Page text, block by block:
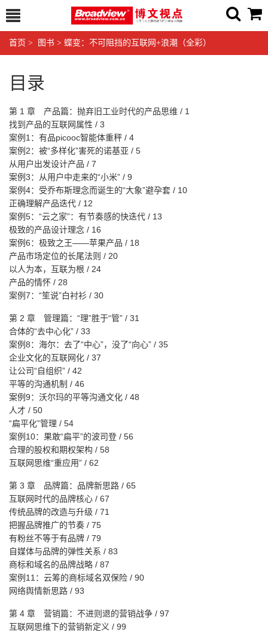
首页 > 图书 > 蝶变：不可阻挡的互联网+浪潮（全彩）
目录
第 1 章 产品篇：抛弃旧工业时代的产品思维 / 1
找到产品的互联网属性 / 3
案例1：有品picooc智能体重秤 / 4
案例2：被“多样化”害死的诺基亚 / 5
从用户出发设计产品 / 7
案例3：从用户中走来的“小米” / 9
案例4：受乔布斯理念而诞生的“大象”避孕套 / 10
正确理解产品迭代 / 12
案例5：“云之家”：有节奏感的快迭代 / 13
极致的产品设计理念 / 16
案例6：极致之王——苹果产品 / 18
产品市场定位的长尾法则 / 20
以人为本，互联为根 / 24
产品的情怀 / 28
案例7：“笙说”白衬衫 / 30
第 2 章 管理篇：“理”胜于“管” / 31
合体的“去中心化” / 33
案例8：海尔：去了“中心”，没了“向心” / 35
企业文化的互联网化 / 37
让公司“自组织” / 42
平等的沟通机制 / 46
案例9：沃尔玛的平等沟通文化 / 48
人才 / 50
“扁平化”管理 / 54
案例10：果敢“扁平”的波司登 / 56
合理的股权和期权架构 / 58
互联网思维“重应用” / 62
第 3 章 品牌篇：品牌新思路 / 65
互联网时代的品牌核心 / 67
传统品牌的改造与升级 / 71
把握品牌推广的节奏 / 75
有粉丝不等于有品牌 / 79
自媒体与品牌的弹性关系 / 83
商标和域名的品牌战略 / 87
案例11：云筹的商标域名双保险 / 90
网络舆情新思路 / 93
第 4 章 营销篇：不进则退的营销战争 / 97
互联网思维下的营销新定义 / 99